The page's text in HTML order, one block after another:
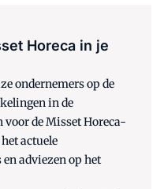
Horeca in je
ondernemers op de
in de
de Misset Horeca-
actuele
adviezen op het